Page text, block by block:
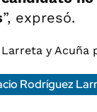
”, expresó.
Rodríguez